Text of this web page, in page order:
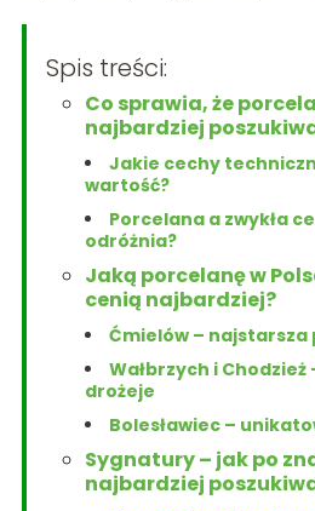
Spis treści:
Co sprawia, że
najbardziej
Jakie cechy
wartość?
Porcelana a zwykła
odróżnia?
Jaką porcelanę w
cenią najbardziej?
Ćmielów –
Wałbrzych i
drożeje
Bolesławiec –
Sygnatury – jak po
najbardziej